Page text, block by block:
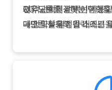
Q3.담보를 잘못 선택했
→ 청약철회 기간 내에는
Q4.상담 지원이 부족할
에게 유료 컨설팅을 받아
면 객관적인 선택이 가능
메모를 활용해 입력 조건
나 담보 변경 시 빠르게
나 알림 서비스를 설정해
현황·청구 진행 상황을 주
자유도를 제공하는 현대
다만 모든 결정을 스스로
히 읽고 보장 범위를 정
랍니다. 암보험다이렉트